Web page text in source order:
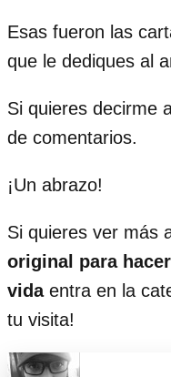
Esas fueron las
que le dediques al
Si quieres decirme
de comentarios.
¡Un abrazo!
Si quieres ver más
original para
vidaentra en la
tu visita!